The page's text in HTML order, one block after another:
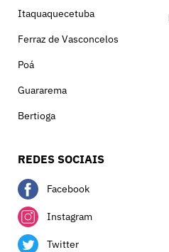
Itaquaquecetuba
Ferraz de Vasconcelos
Poá
Guararema
Bertioga
REDES SOCIAIS
Facebook
Instagram
Twitter